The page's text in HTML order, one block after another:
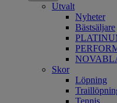
Utvalt
Nyheter
Bästsäljare
Skor
Löpning
Tennis